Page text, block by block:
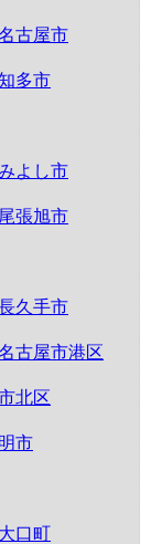
古屋市
多市
よし市
尾張旭市
久手市
古屋市港区
北区
市
大口町